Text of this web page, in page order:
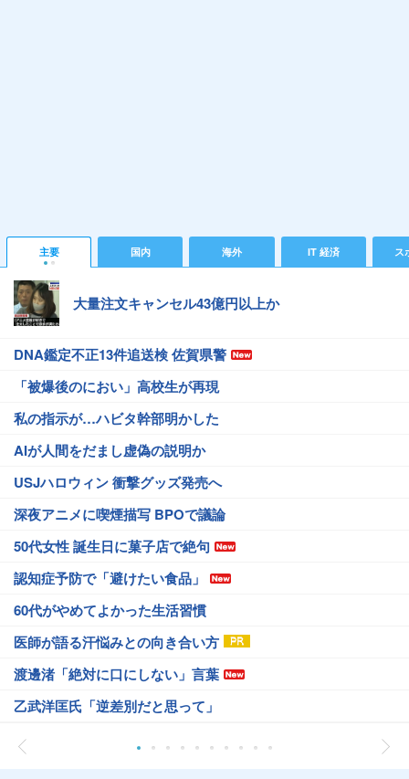
主要 国内 海外 IT 経済 ス
大量注文キャンセル43億円以上か
DNA鑑定不正13件追送検 佐賀県警
「被爆後のにおい」高校生が再現
私の指示が…ハビタ幹部明かした
AIが人間をだまし虚偽の説明か
USJハロウィン 衝撃グッズ発売へ
深夜アニメに喫煙描写 BPOで議論
50代女性 誕生日に菓子店で絶句
認知症予防で「避けたい食品」
60代がやめてよかった生活習慣
医師が語る汗悩みとの向き合い方
渡邊渚「絶対に口にしない」言葉
乙武洋匡氏「逆差別だと思って」